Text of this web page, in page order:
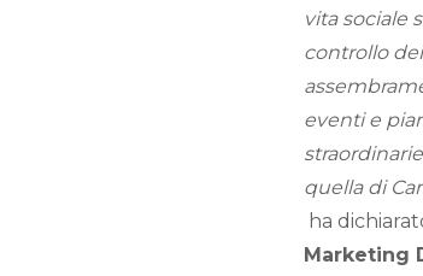
vita sociale
controllo
eventi e
quella di
ha
Marketing